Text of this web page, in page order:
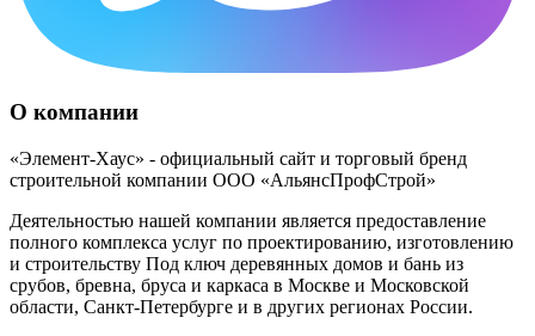
О компании
«Элемент-Хаус» - официальный сайт и торговый бренд
строительной компании ООО «АльянсПрофСтрой»
Деятельностью нашей компании является предоставление
полного комплекса услуг по проектированию, изготовлению
и строительству Под ключ деревянных домов и бань из
срубов, бревна, бруса и каркаса в Москве и Московской
области, Санкт-Петербурге и в других регионах России.